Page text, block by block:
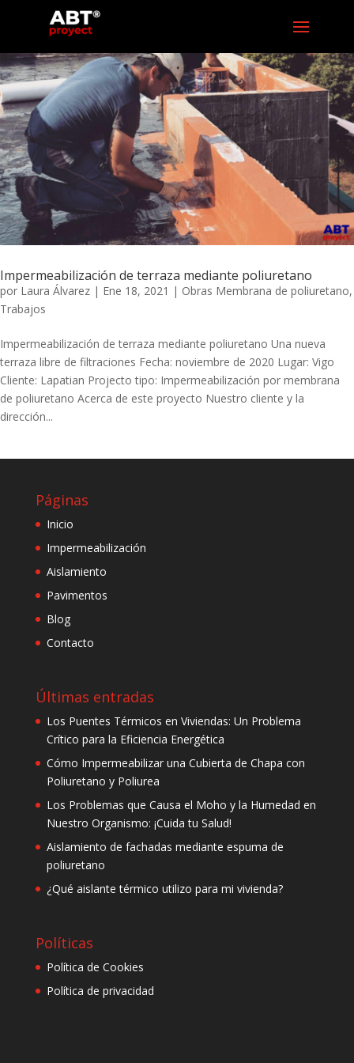
Impermeabilización de terraza mediante poliuretano
por Laura Álvarez | Ene 18, 2021 | Obras Membrana de poliuretano,
Trabajos
Impermeabilización de terraza mediante poliuretano Una nueva
terraza libre de filtraciones Fecha: noviembre de 2020 Lugar: Vigo
Cliente: Lapatian Projecto tipo: Impermeabilización por membrana
de poliuretano Acerca de este proyecto Nuestro cliente y la
dirección...
Páginas
Inicio
Impermeabilización
Aislamiento
Pavimentos
Blog
Contacto
Últimas entradas
Los Puentes Térmicos en Viviendas: Un Problema
Crítico para la Eficiencia Energética
Cómo Impermeabilizar una Cubierta de Chapa con
Poliuretano y Poliurea
Los Problemas que Causa el Moho y la Humedad en
Nuestro Organismo: ¡Cuida tu Salud!
Aislamiento de fachadas mediante espuma de
poliuretano
¿Qué aislante térmico utilizo para mi vivienda?
Políticas
Política de Cookies
Política de privacidad